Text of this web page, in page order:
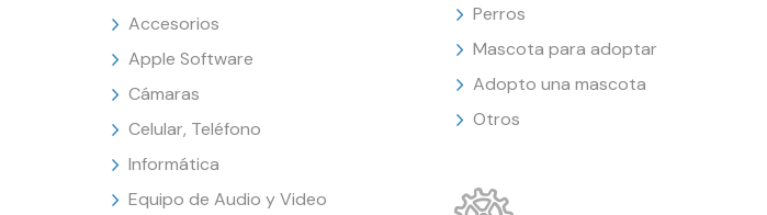
Accesorios
Apple Software
Cámaras
Celular, Teléfono
Informática
Equipo de Audio y Video
Perros
Mascota para adoptar
Adopto una mascota
Otros